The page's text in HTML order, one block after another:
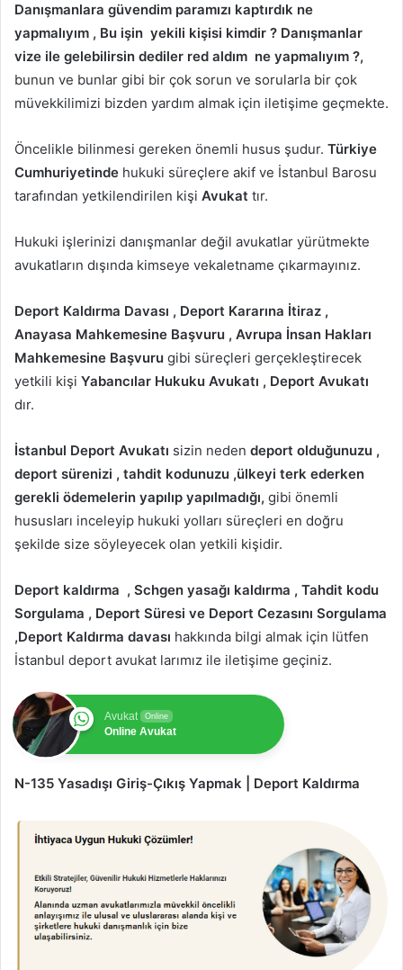
Danışmanlara güvendim paramızı kaptırdık ne
yapmalıyım , Bu işin yekili kişisi kimdir ? Danışmanlar
vize ile gelebilirsin dediler red aldım ne yapmalıyım ?,
bunun ve bunlar gibi bir çok sorun ve sorularla bir çok
müvekkilimizi bizden yardım almak için iletişime geçmekte.
Öncelikle bilinmesi gereken önemli husus şudur. Türkiye
Cumhuriyetinde hukuki süreçlere akif ve İstanbul Barosu
tarafından yetkilendirilen kişi Avukat tır.
Hukuki işlerinizi danışmanlar değil avukatlar yürütmekte
avukatların dışında kimseye vekaletname çıkarmayınız.
Deport Kaldırma Davası , Deport Kararına İtiraz ,
Anayasa Mahkemesine Başvuru , Avrupa İnsan Hakları
Mahkemesine Başvuru gibi süreçleri gerçekleştirecek
yetkili kişi Yabancılar Hukuku Avukatı , Deport Avukatı
dır.
İstanbul Deport Avukatı sizin neden deport olduğunuzu ,
deport sürenizi , tahdit kodunuzu ,ülkeyi terk ederken
gerekli ödemelerin yapılıp yapılmadığı, gibi önemli
hususları inceleyip hukuki yolları süreçleri en doğru
şekilde size söyleyecek olan yetkili kişidir.
Deport kaldırma , Schgen yasağı kaldırma , Tahdit kodu
Sorgulama , Deport Süresi ve Deport Cezasını Sorgulama
,Deport Kaldırma davası hakkında bilgi almak için lütfen
İstanbul deport avukat larımız ile iletişime geçiniz.
Avukat Online
Online Avukat
N-135 Yasadışı Giriş-Çıkış Yapmak | Deport Kaldırma